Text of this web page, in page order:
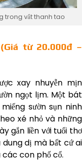
trong vắt thanh tao
từ 20.000đ –
xay nhuyễn mịn
ngọt lịm. Một bát
sườn sụn ninh
xé nhỏ và những
gắn liền với tuổi thơ
dung dị mà bất cứ ai
con phố cổ.